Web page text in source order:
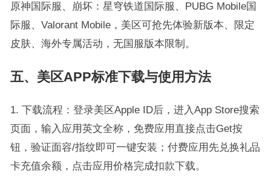
原神国际服、崩坏：星穹铁道国际服、PUBG Mobile国
际服、Valorant Mobile，美区可抢先体验新版本、限定
皮肤、海外专属活动，无国服版本限制。
五、美区APP标准下载与使用方法
1. 下载流程：登录美区Apple ID后，进入App Store搜索
页面，输入应用英文全称，免费应用直接点击Get按
钮，验证面容/指纹即可一键安装；付费应用先兑换礼品
卡充值余额，点击应用价格完成扣款下载。